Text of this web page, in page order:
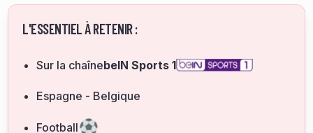
L'ESSENTIEL À RETENIR :
Sur la chaînebeIN Sports 1
Espagne - Belgique
Football